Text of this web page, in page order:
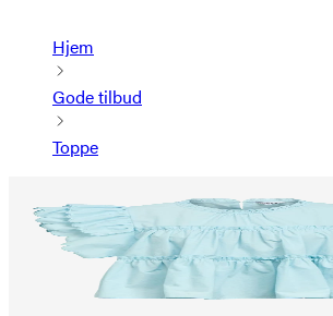
Hjem
Gode tilbud
Toppe